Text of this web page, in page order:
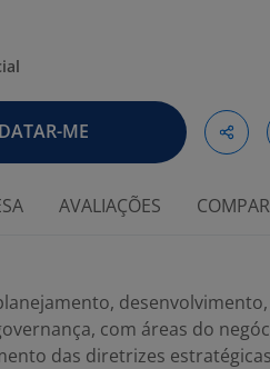
ME
AVALIAÇÕES
com áreas do
das diretrizes